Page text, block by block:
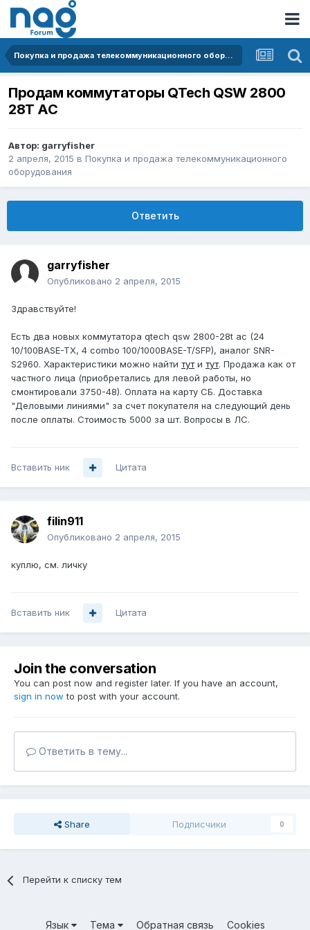
Покупка и продажа телекоммуникационного оборудования
Продам коммутаторы QTech QSW 2800
28T AC
Автор: garryfisher
2 апреля, 2015 в Покупка и продажа телекоммуникационного
оборудования
Ответить
garryfisher
Опубликовано 2 апреля, 2015
Здравствуйте!
Есть два новых коммутатора qtech qsw 2800-28t ac (24
10/100BASE-TX, 4 combo 100/1000BASE-T/SFP), аналог SNR-
S2960. Характеристики можно найти тути тут. Продажа как от
частного лица (приобретались для левой работы, но
смонтировали 3750-48). Оплата на карту СБ. Доставка
"Деловыми линиями" за счет покупателя на следующий день
после оплаты. Стоимость 5000 за шт. Вопросы в ЛС.
Вставить ник Цитата
filin911
Опубликовано 2 апреля, 2015
куплю, см. личку
Вставить ник Цитата
Join the conversation
You can post now and register later. If you have an account,
sign in now to post with your account.
Ответить в тему...
Share Подписчики 0
Перейти к списку тем
Язык Тема Обратная связь Cookies